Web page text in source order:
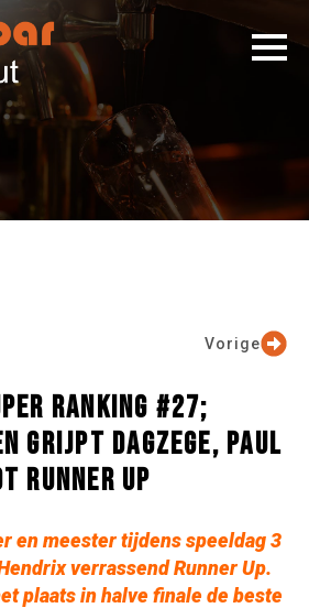
Vorige
RANKING #27;
GRIJPT DAGZEGE, PAUL
RUNNER UP
en meester tijdens speeldag 3
verrassend Runner Up.
plaats in halve finale de beste